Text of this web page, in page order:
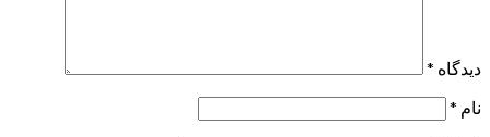
دیدگاه *
نام *